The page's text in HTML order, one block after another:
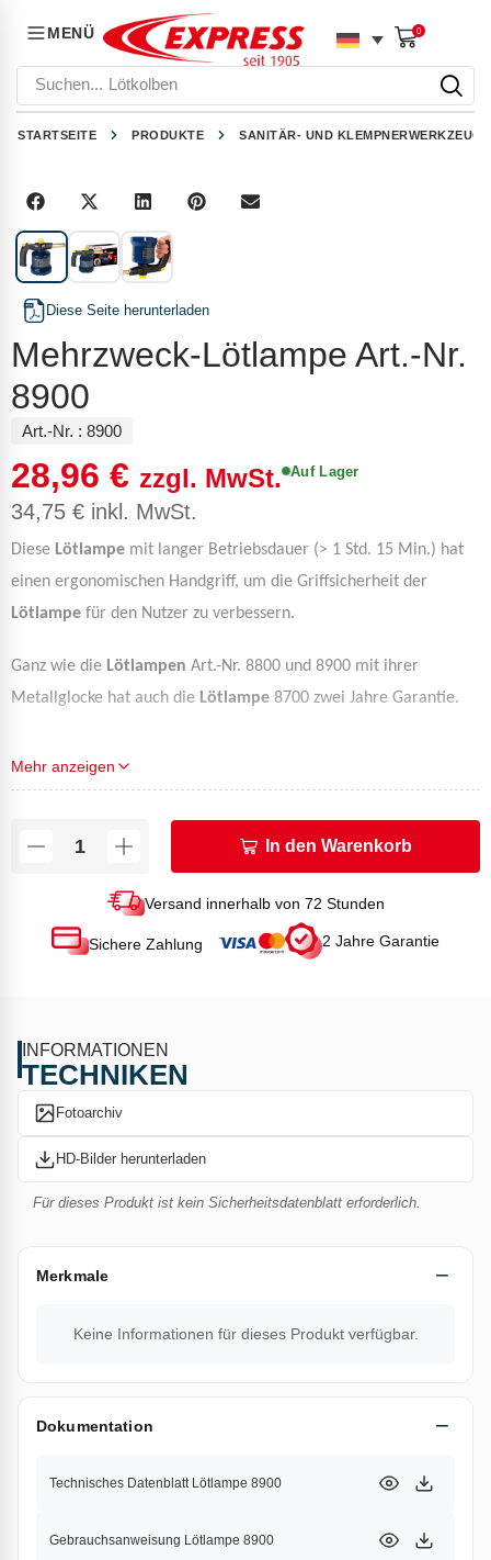
MENÜ 0
Suchen... Lötkolben
STARTSEITE PRODUKTE SANITÄR- UND KLEMPNERWERKZEUGE
Diese Seite herunterladen
Mehrzweck-Lötlampe Art.-Nr.
8900
Art.-Nr. : 8900
28,96 € zzgl. MwSt.
34,75 € inkl. MwSt.
Auf Lager
Diese Lötlampe mit langer Betriebsdauer (> 1 Std. 15 Min.) hat
einen ergonomischen Handgriff, um die Griffsicherheit der
Lötlampe für den Nutzer zu verbessern.
Ganz wie die Lötlampen Art.-Nr. 8800 und 8900 mit ihrer
Metallglocke hat auch die Lötlampe 8700 zwei Jahre Garantie.
bei Ihnen.
TECHNISCHE DATEN
Leistung (kW): 1,6
Abmessungen: ∅6×60 mm
Innendurchm Düse: ∅16mm
Länge Weichflamme: 170 mm
Energie: Butangas
Mehr anzeigen
In den Warenkorb
Versand innerhalb von 72 Stunden
Sichere Zahlung 2 Jahre Garantie
INFORMATIONEN
TECHNIKEN
Fotoarchiv
HD-Bilder herunterladen
Für dieses Produkt ist kein Sicherheitsdatenblatt erforderlich.
Merkmale
Keine Informationen für dieses Produkt verfügbar.
Dokumentation
Technisches Datenblatt Lötlampe 8900
Gebrauchsanweisung Lötlampe 8900